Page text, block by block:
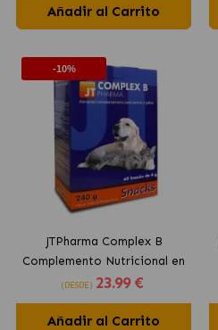
Añadir al Carrito
-10%
JTPharma Complex B
Complemento Nutricional en
Snack para Perros y Gatos
(DESDE) 23.99 €
Añadir al Carrito